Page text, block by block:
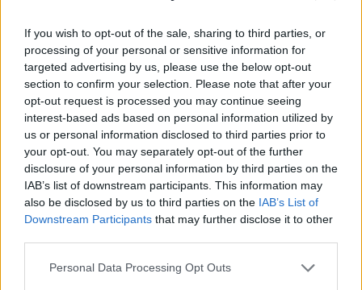
If you wish to opt-out of the sale, sharing to third parties, or
processing of your personal or sensitive information for
targeted advertising by us, please use the below opt-out
section to confirm your selection. Please note that after your
opt-out request is processed you may continue seeing
interest-based ads based on personal information utilized by
us or personal information disclosed to third parties prior to
your opt-out. You may separately opt-out of the further
disclosure of your personal information by third parties on the
IAB’s list of downstream participants. This information may
also be disclosed by us to third parties on the IAB’s List of
Downstream Participants that may further disclose it to other
Personal Data Processing Opt Outs
vėliau ir jos nepilnametę
dukrą(2)
ištuštino žaidimų
automatus (1)
Kriminalai
Paramediko nužudymo
Kriminalai
Užsidegė lauko pavėsinė: